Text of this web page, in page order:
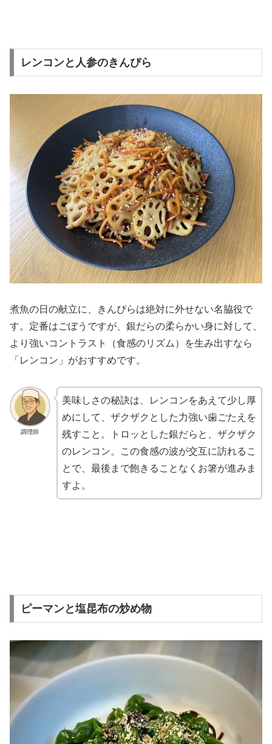
レンコンと人参のきんぴら
煮魚の日の献立に、きんぴらは絶対に外せない名脇役で
す。定番はごぼうですが、銀だらの柔らかい身に対して、
より強いコントラスト（食感のリズム）を生み出すなら
「レンコン」がおすすめです。
調理師
美味しさの秘訣は、レンコンをあえて少し厚
めにして、ザクザクとした力強い歯ごたえを
残すこと。トロッとした銀だらと、ザクザク
のレンコン。この食感の波が交互に訪れるこ
とで、最後まで飽きることなくお箸が進みま
すよ。
ピーマンと塩昆布の炒め物